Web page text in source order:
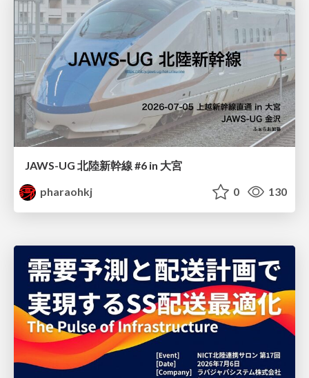
JAWS-UG 北陸新幹線 #6 in 大宮
pharaohkj
0 130